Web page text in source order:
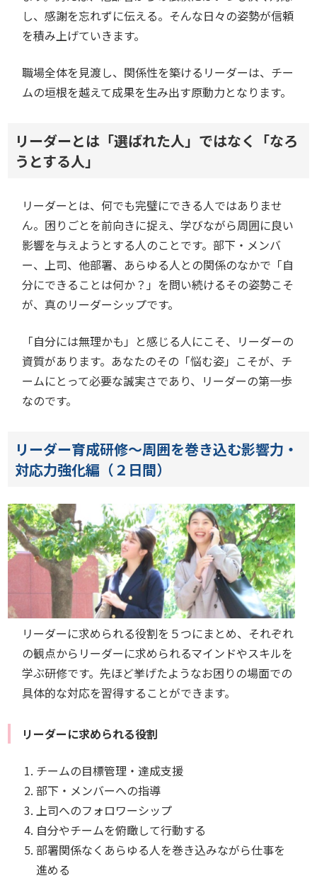
し、感謝を忘れずに伝える。そんな日々の姿勢が信頼
を積み上げていきます。
職場全体を見渡し、関係性を築けるリーダーは、チー
ムの垣根を越えて成果を生み出す原動力となります。
リーダーとは「選ばれた人」ではなく「なろ
うとする人」
リーダーとは、何でも完璧にできる人ではありませ
ん。困りごとを前向きに捉え、学びながら周囲に良い
影響を与えようとする人のことです。部下・メンバ
ー、上司、他部署、あらゆる人との関係のなかで「自
分にできることは何か？」を問い続けるその姿勢こそ
が、真のリーダーシップです。
「自分には無理かも」と感じる人にこそ、リーダーの
資質があります。あなたのその「悩む姿」こそが、チ
ームにとって必要な誠実さであり、リーダーの第一歩
なのです。
リーダー育成研修～周囲を巻き込む影響力・
対応力強化編（２日間）
リーダーに求められる役割を５つにまとめ、それぞれ
の観点からリーダーに求められるマインドやスキルを
学ぶ研修です。先ほど挙げたようなお困りの場面での
具体的な対応を習得することができます。
リーダーに求められる役割
チームの目標管理・達成支援
部下・メンバーへの指導
上司へのフォロワーシップ
自分やチームを俯瞰して行動する
部署関係なくあらゆる人を巻き込みながら仕事を
進める